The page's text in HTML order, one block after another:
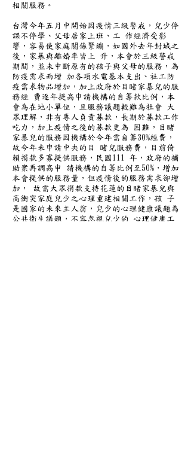
相關服務。
台灣今年五月中開始因疫情三級警戒，兒少停
課不停學、父母居家上班、工 作經濟受影
響，容易使家庭關係緊繃，如國外去年封城之
後，家暴與離婚率皆上 升，本會於三級警戒
期間，並未中斷原有的孩子與父母的服務，為
防疫需求而增 加各項水電基本支出、社工防
疫需求物品增加，加上政府於目睹家暴兒的服
務經 費逐年提高申請機構的自籌款比例，本
會為在地小單位，且服務議題較難為社會 大
眾理解，非有專人負責募款，長期於募款工作
吃力，加上疫情之後的募款更為 困難，目睹
家暴兒的服務因機構於今年需自籌30%經費，
故今年未申請中央的目 睹兒服務費，目前倚
賴捐款多寡提供服務，民國111 年，政府的補
助案再調高申 請機構的自籌比例至50%，增加
本會提供的服務量，但疫情後的服務需求卻增
加， 故需大眾捐款支持花蓮的目睹家暴兒與
高衝突家庭兒少之心理重建相關工作，孩 子
是國家的未來主人翁，兒少的心理健康議題為
公共衛生議題，不容忽視兒少的 心理健康工